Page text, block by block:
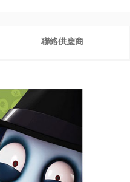
聯絡供應商